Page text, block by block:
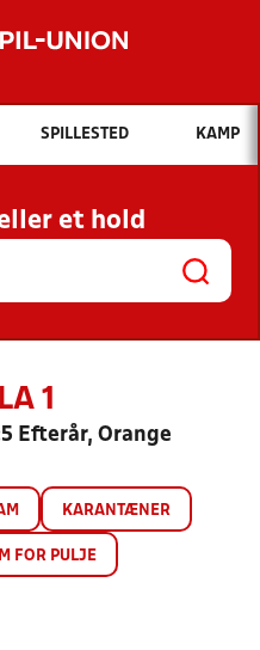
Hvad vil du søge efter?
OG NYHEDER
KLUBBER OG
SPILLESTED KAMP
et hold
1
Efterår, Orange
KARANTÆNER
FOR PULJE